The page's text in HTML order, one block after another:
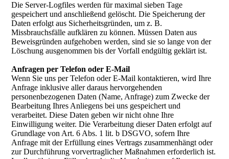
Die Server-Logfiles werden für maximal sieben Tage
gespeichert und anschließend gelöscht. Die Speicherung der
Daten erfolgt aus Sicherheitsgründen, um z. B.
Missbrauchsfälle aufklären zu können. Müssen Daten aus
Beweisgründen aufgehoben werden, sind sie so lange von der
Löschung ausgenommen bis der Vorfall endgültig geklärt ist.
Anfragen per Telefon oder E-Mail
Wenn Sie uns per Telefon oder E-Mail kontaktieren, wird Ihre
Anfrage inklusive aller daraus hervorgehenden
personenbezogenen Daten (Name, Anfrage) zum Zwecke der
Bearbeitung Ihres Anliegens bei uns gespeichert und
verarbeitet. Diese Daten geben wir nicht ohne Ihre
Einwilligung weiter. Die Verarbeitung dieser Daten erfolgt auf
Grundlage von Art. 6 Abs. 1 lit. b DSGVO, sofern Ihre
Anfrage mit der Erfüllung eines Vertrags zusammenhängt oder
zur Durchführung vorvertraglicher Maßnahmen erforderlich ist.